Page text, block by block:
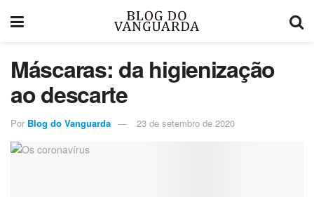
Máscaras: da higienização
ao descarte
Por Blog do Vanguarda 23 de setembro de 2020